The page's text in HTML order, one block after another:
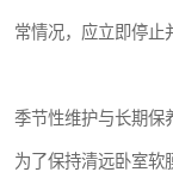
常情况，应立即停止
季节性维护与长期保
为了保持清远卧室软